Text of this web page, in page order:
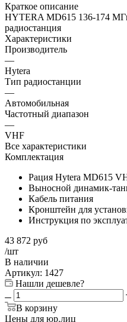
Краткое описание
HYTERA MD615 136-174
радиостанция
Характеристики
Производитель
—
Hytera
Тип радиостанции
—
Автомобильная
Частотный диапазон
—
VHF
Все характеристики
Комплектация
Рация Hytera MD615
Выносной динамик-
Кабель питания
Кронштейн для
Инструкция по
43 872 руб
/шт
В наличии
Артикул: 1427
Нашли дешевле?
В корзину
Цены для юр.лиц